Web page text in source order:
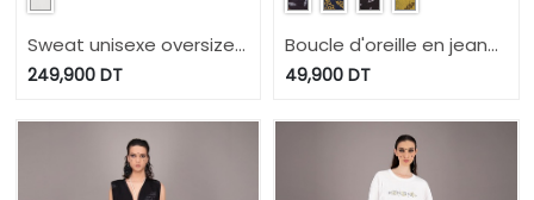
Sweat unisexe oversized
كون كيما انتي Selvedge
FASHION WEEK 2024
249,900DT
Boucle d'oreille en jeans
HEAVY PRINT EFFECT -
2024
49,900 DT